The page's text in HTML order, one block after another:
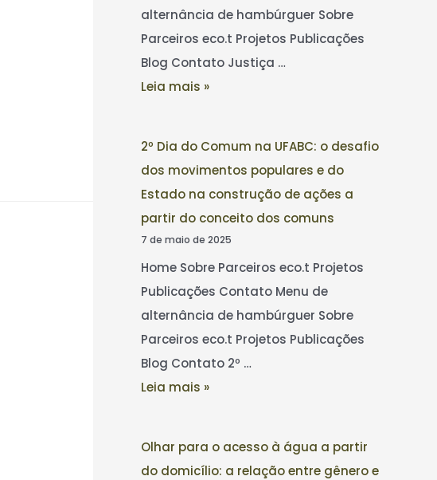
alternância de hambúrguer Sobre
Parceiros eco.t Projetos Publicações
Blog Contato Justiça …
Leia mais »
2º Dia do Comum na UFABC: o desafio
dos movimentos populares e do
Estado na construção de ações a
partir do conceito dos comuns
7 de maio de 2025
Home Sobre Parceiros eco.t Projetos
Publicações Contato Menu de
alternância de hambúrguer Sobre
Parceiros eco.t Projetos Publicações
Blog Contato 2º …
Leia mais »
Olhar para o acesso à água a partir
do domicílio: a relação entre gênero e